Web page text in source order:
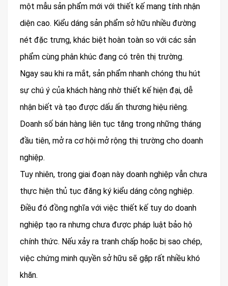
một mẫu sản phẩm mới với thiết kế mang tính nhận
diện cao. Kiểu dáng sản phẩm sở hữu nhiều đường
nét đặc trưng, khác biệt hoàn toàn so với các sản
phẩm cùng phân khúc đang có trên thị trường.
Ngay sau khi ra mắt, sản phẩm nhanh chóng thu hút
sự chú ý của khách hàng nhờ thiết kế hiện đại, dễ
nhận biết và tạo được dấu ấn thương hiệu riêng.
Doanh số bán hàng liên tục tăng trong những tháng
đầu tiên, mở ra cơ hội mở rộng thị trường cho doanh
nghiệp.
Tuy nhiên, trong giai đoạn này doanh nghiệp vẫn chưa
thực hiện thủ tục đăng ký kiểu dáng công nghiệp.
Điều đó đồng nghĩa với việc thiết kế tuy do doanh
nghiệp tạo ra nhưng chưa được pháp luật bảo hộ
chính thức. Nếu xảy ra tranh chấp hoặc bị sao chép,
việc chứng minh quyền sở hữu sẽ gặp rất nhiều khó
khăn.